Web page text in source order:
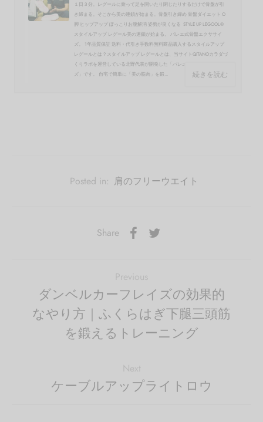
１日３分。レグールに乗って足を開いたり閉じたりするだけで骨盤が引
き締まる。そこから美の連鎖が始まる。骨盤引き締め 骨盤ダイエット O
脚 ヒップアップ ぽっこりお腹解消 姿勢が良くなる STYLE UP LEGOOL®
スタイルアップ レグール美の連鎖が始まる。 バレエ式骨盤エクササイ
ズ。 1年品質保証 送料・代引き手数料無料商品購入するスタイルアップ
レグールとは？スタイルアップ レグールとは、当サイトQITANOカラダづ
くりラボを運営している北野代表が開発した「バレエ式骨盤エクササイ
ズ」です。 自宅で簡単に「美の筋肉」を鍛...
続きを読む
Posted in: 肩のフリーウエイト
Share
Previous
ダンベルカーフレイズの効果的
なやり方｜ふくらはぎ下腿三頭筋
を鍛えるトレーニング
Next
ケーブルアップライトロウ